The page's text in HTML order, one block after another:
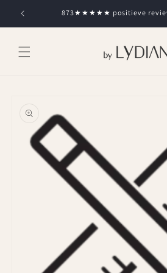
Skip to
content
873★★★★★ positieve
information